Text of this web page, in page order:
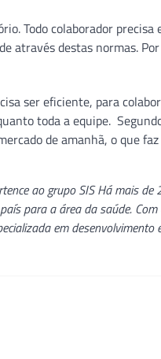
Todo colaborador precisa
através destas normas.
ser eficiente, para
toda a equipe.
de amanhã, o que
ao grupo SIS Há mais de
para a área da saúde. Com
em desenvolvimento